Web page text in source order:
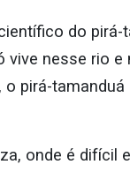
do pirá-
nesse rio
pirá-
onde é difícil